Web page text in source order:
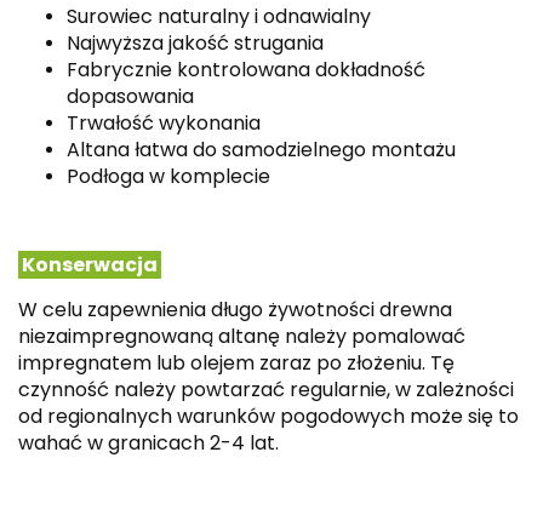
Surowiec naturalny i odnawialny
Najwyższa jakość strugania
Fabrycznie kontrolowana dokładność
dopasowania
Trwałość wykonania
Altana łatwa do samodzielnego montażu
Podłoga w komplecie
Konserwacja
W celu zapewnienia długo żywotności drewna
niezaimpregnowaną altanę należy pomalować
impregnatem lub olejem zaraz po złożeniu. Tę
czynność należy powtarzać regularnie, w zależności
od regionalnych warunków pogodowych może się to
wahać w granicach 2-4 lat.